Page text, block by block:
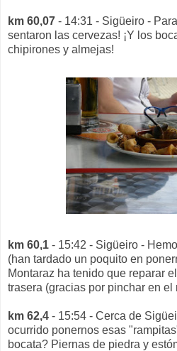
km 60,07 - 14:31 - Sigüeiro -
sentaron las cervezas! ¡Y los
chipirones y almejas!
km 60,1 - 15:42 - Sigüeiro -
(han tardado un poquito en
Montaraz ha tenido que reparar
trasera (gracias por pinchar en el
km 62,4 - 15:54 - Cerca de
ocurrido ponernos esas
bocata? Piernas de piedra y